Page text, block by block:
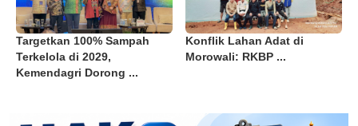
Targetkan 100% Sampah
Terkelola di 2029,
Kemendagri Dorong ...
Konflik Lahan Adat di
Morowali: RKBP ...